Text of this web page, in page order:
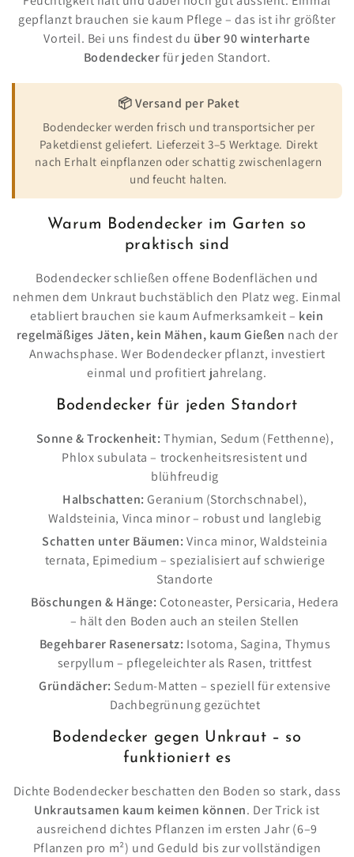
gepflanzt brauchen sie kaum Pflege – das ist ihr größter
Vorteil. Bei uns findest du über 90 winterharte
Bodendeckerfür jeden Standort.
📦 Versand per Paket
Bodendecker werden frisch und transportsicher per
Paketdienst geliefert. Lieferzeit 3–5 Werktage. Direkt
nach Erhalt einpflanzen oder schattig zwischenlagern
und feucht halten.
Warum Bodendecker im Garten so
praktisch sind
Bodendecker schließen offene Bodenflächen und
nehmen dem Unkraut buchstäblich den Platz weg. Einmal
etabliert brauchen sie kaum Aufmerksamkeit – kein
regelmäßiges Jäten, kein Mähen, kaum Gießen nach der
Anwachsphase. Wer Bodendecker pflanzt, investiert
einmal und profitiert jahrelang.
Bodendecker für jeden Standort
Sonne & Trockenheit: Thymian, Sedum (Fetthenne),
Phlox subulata – trockenheitsresistent und
blühfreudig
Halbschatten: Geranium (Storchschnabel),
Waldsteinia, Vinca minor – robust und langlebig
Schatten unter Bäumen: Vinca minor, Waldsteinia
ternata, Epimedium – spezialisiert auf schwierige
Standorte
Böschungen & Hänge: Cotoneaster, Persicaria, Hedera
– hält den Boden auch an steilen Stellen
Begehbarer Rasenersatz: Isotoma, Sagina, Thymus
serpyllum – pflegeleichter als Rasen, trittfest
Gründächer: Sedum-Matten – speziell für extensive
Dachbegrünung gezüchtet
Bodendecker gegen Unkraut – so
funktioniert es
Dichte Bodendecker beschatten den Boden so stark, dass
Unkrautsamen kaum keimen können. Der Trick ist
ausreichend dichtes Pflanzen im ersten Jahr (6–9
Pflanzen pro m²) und Geduld bis zur vollständigen